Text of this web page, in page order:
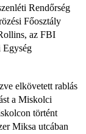
Rendőrség
Főosztály
az FBI
Egység
elkövetett rablás
a Miskolci
történt
Miksa utcában